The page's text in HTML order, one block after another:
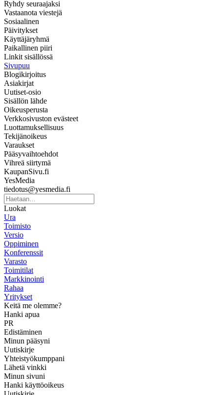
Ryhdy seuraajaksi
Vastaanota viestejä
Sosiaalinen
Päivitykset
Käyttäjäryhmä
Paikallinen piiri
Linkit sisällössä
Sivupuu
Blogikirjoitus
Asiakirjat
Uutiset-osio
Sisällön lähde
Oikeusperusta
Verkkosivuston evästeet
Luottamuksellisuus
Tekijänoikeus
Varaukset
Pääsyvaihtoehdot
Vihreä siirtymä
KaupanSivu.fi
YesMedia
tiedotus@yesmedia.fi
Luokat
Ura
Toimisto
Versio
Oppiminen
Konferenssit
Varasto
Toimitilat
Markkinointi
Rahaa
Yritykset
Keitä me olemme?
Hanki apua
PR
Edistäminen
Minun pääsyni
Uutiskirje
Yhteistyökumppani
Lähetä vinkki
Minun sivuni
Hanki käyttöoikeus